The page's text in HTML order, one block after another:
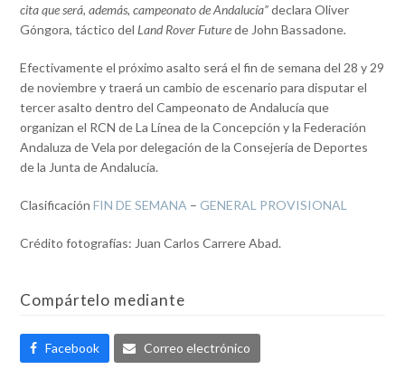
cita que será, además, campeonato de Andalucía”declara Oliver
Góngora, táctico del Land Rover Futurede John Bassadone.
Efectivamente el próximo asalto será el fin de semana del 28 y 29
de noviembre y traerá un cambio de escenario para disputar el
tercer asalto dentro del Campeonato de Andalucía que
organizan el RCN de La Línea de la Concepción y la Federación
Andaluza de Vela por delegación de la Consejería de Deportes
de la Junta de Andalucía.
ClasificaciónFIN DE SEMANA – GENERAL PROVISIONAL
Crédito fotografías: Juan Carlos Carrere Abad.
Compártelo mediante
Facebook Correo electrónico